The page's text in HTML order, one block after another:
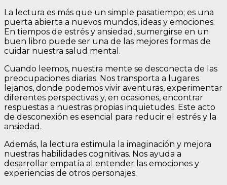
La lectura es más que un simple pasatiempo; es una
puerta abierta a nuevos mundos, ideas y emociones.
En tiempos de estrés y ansiedad, sumergirse en un
buen libro puede ser una de las mejores formas de
cuidar nuestra salud mental.
Cuando leemos, nuestra mente se desconecta de las
preocupaciones diarias. Nos transporta a lugares
lejanos, donde podemos vivir aventuras, experimentar
diferentes perspectivas y, en ocasiones, encontrar
respuestas a nuestras propias inquietudes. Este acto
de desconexión es esencial para reducir el estrés y la
ansiedad.
Además, la lectura estimula la imaginación y mejora
nuestras habilidades cognitivas. Nos ayuda a
desarrollar empatía al entender las emociones y
experiencias de otros personajes.